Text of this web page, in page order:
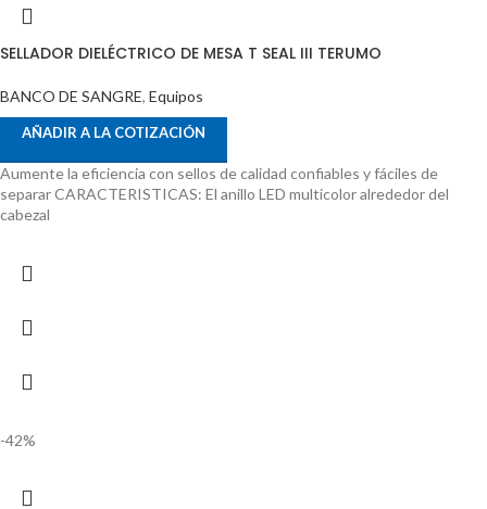
SELLADOR DIELÉCTRICO DE MESA T SEAL III TERUMO
BANCO DE SANGRE, Equipos
AÑADIR A LA COTIZACIÓN
Aumente la eficiencia con sellos de calidad confiables y fáciles de
separar CARACTERISTICAS: El anillo LED multicolor alrededor del
cabezal
-42%